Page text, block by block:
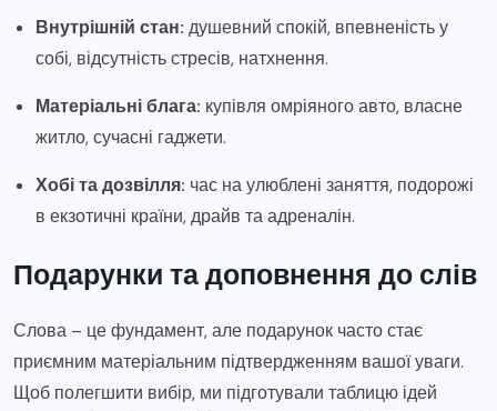
Внутрішній стан: душевний спокій, впевненість у
собі, відсутність стресів, натхнення.
Матеріальні блага: купівля омріяного авто, власне
житло, сучасні гаджети.
Хобі та дозвілля: час на улюблені заняття, подорожі
в екзотичні країни, драйв та адреналін.
Подарунки та доповнення до слів
Слова – це фундамент, але подарунок часто стає
приємним матеріальним підтвердженням вашої уваги.
Щоб полегшити вибір, ми підготували таблицю ідей